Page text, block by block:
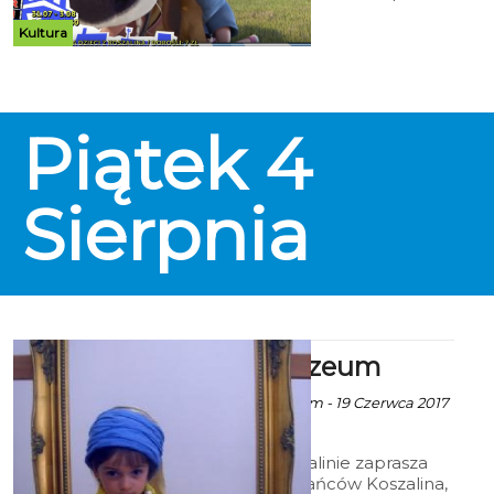
Kultura
psów. Jednak zamiast luksusów
czeka tam na niego szkoła
Piątek 4
Sierpnia
Lato w Muzeum
ekoszalin za Muzeum - 19 Czerwca 2017
Muzeum w Koszalinie zaprasza
młodych mieszkańców Koszalina,